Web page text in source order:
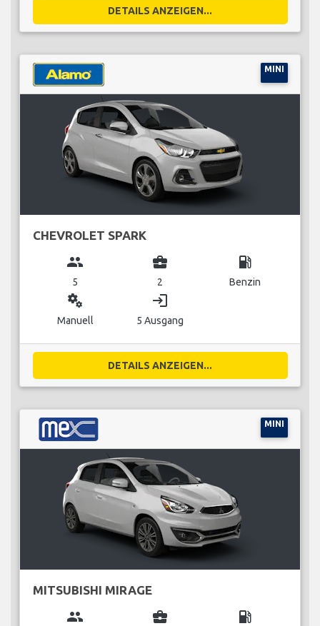
DETAILS ANZEIGEN...
MINI
CHEVROLET SPARK
group
5
business_center
2
local_gas_station
Benzin
miscellaneous_services
Manuell
login
5 Ausgang
DETAILS ANZEIGEN...
MINI
MITSUBISHI MIRAGE
group business_center local_gas_station